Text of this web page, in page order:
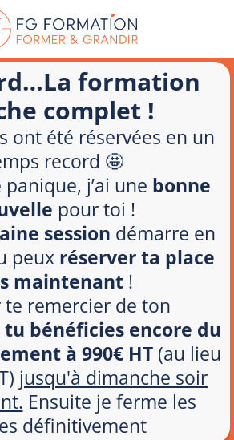
formation
complet !
ont été réservées en un
record 🤩
j’ai une bonne
pour toi !
session démarre en
peux réserver ta place
maintenant!
te remercier de ton
tu bénéficies encore du
à 990€ HT(au lieu
jusqu'à dimanche soir
Ensuite je ferme les
définitivement